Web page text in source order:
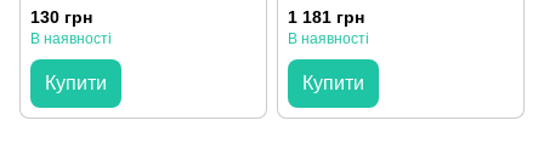
130 грн
В наявності
Купити
1 181 грн
В наявності
Купити